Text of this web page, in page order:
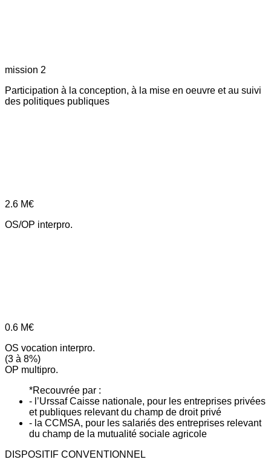
mission 2
Participation à la conception, à la mise en oeuvre et au suivi
des politiques publiques
2.6 M€
OS/OP interpro.
0.6 M€
OS vocation interpro.
(3 à 8%)
OP multipro.
*Recouvrée par :
- l’Urssaf Caisse nationale, pour les entreprises privées
et publiques relevant du champ de droit privé
- la CCMSA, pour les salariés des entreprises relevant
du champ de la mutualité sociale agricole
DISPOSITIF CONVENTIONNEL